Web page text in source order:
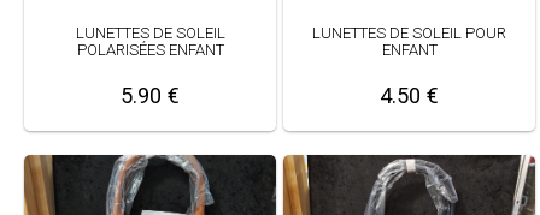
LUNETTES DE SOLEIL
POLARISÉES ENFANT
5.90 €
LUNETTES DE SOLEIL POUR
ENFANT
4.50 €